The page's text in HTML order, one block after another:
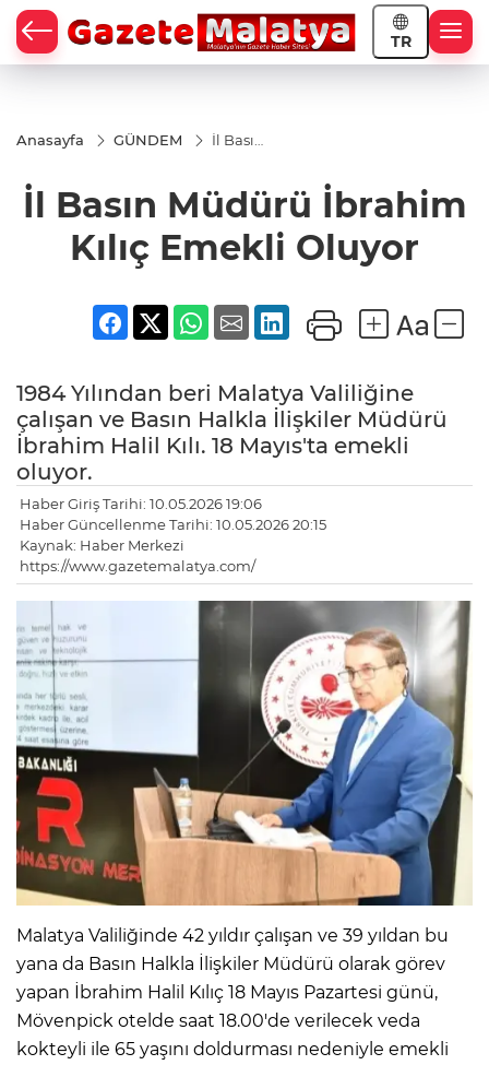
TR
Anasayfa GÜNDEM
İl Basın
Kılıç
Emekli
İl Basın Müdürü İbrahim
Kılıç Emekli Oluyor
1984 Yılından beri Malatya Valiliğine
çalışan ve Basın Halkla İlişkiler Müdürü
İbrahim Halil Kılı. 18 Mayıs'ta emekli
oluyor.
Haber Giriş Tarihi: 10.05.2026 19:06
Haber Güncellenme Tarihi: 10.05.2026 20:15
Kaynak: Haber Merkezi
https://www.gazetemalatya.com/
Malatya Valiliğinde 42 yıldır çalışan ve 39 yıldan bu
yana da Basın Halkla İlişkiler Müdürü olarak görev
yapan İbrahim Halil Kılıç 18 Mayıs Pazartesi günü,
Mövenpick otelde saat 18.00'de verilecek veda
kokteyli ile 65 yaşını doldurması nedeniyle emekli